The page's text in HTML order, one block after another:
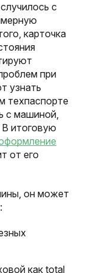
с
карточка
при
узнать
техпаспорте
с машиной,
итоговую
от его
он может
как total